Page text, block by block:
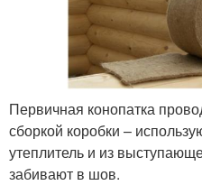
Первичная конопатка
сборкой коробки –
утеплитель и из
забивают в шов.